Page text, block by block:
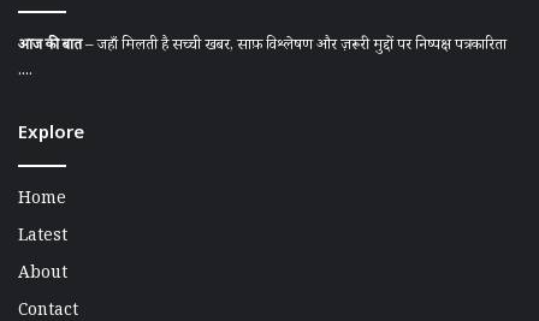
आज की बात– जहाँ मिलती है सच्ची खबर, साफ़ विश्लेषण और ज़रूरी मुद्दों पर निष्पक्ष पत्रकारिता
....
Explore
Home
Latest
About
Contact